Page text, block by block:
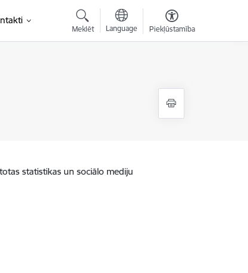
Meklēt Language Piekļūstamība
statistikas un sociālo mediju